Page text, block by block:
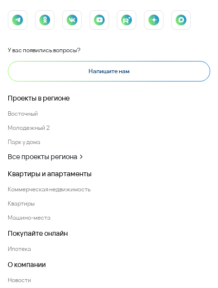
У вас появились вопросы?
Напишите нам
Проекты в регионе
Восточный
Молодежный 2
Парк у дома
Все проекты региона
Квартиры и апартаменты
Коммерческая недвижимость
Квартиры
Машино-места
Покупайте онлайн
Ипотека
О компании
Новости